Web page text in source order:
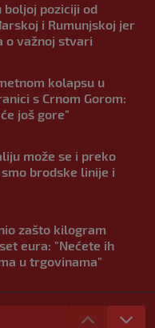
boljoj poziciji od
i Rumunjskoj jer
o važnoj stvari
kolapsu u
s Crnom Gorom:
još gore"
može se i preko
brodske linije i
zašto kilogram
eura: "Nećete ih
u trgovinama"
od stresnijih iskustava.
i nekoliko savjeta